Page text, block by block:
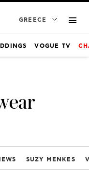
GREECE
VOGUE TV
SUZY MENKES